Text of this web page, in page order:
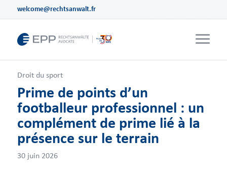
welcome@rechtsanwalt.fr
Droit du sport
Prime de points d’un
footballeur professionnel : un
complément de prime lié à la
présence sur le terrain
30 juin 2026